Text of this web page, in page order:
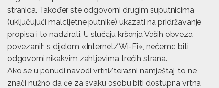
stranica. Također ste odgovorni drugim suputnicima
(uključujući maloljetne putnike) ukazati na pridržavanje
propisa i to nadzirati. U slučaju kršenja Vaših obveza
povezanih s dijelom «Internet/Wi-Fi», nećemo biti
odgovorni nikakvim zahtjevima trećih strana.
Ako se u ponudi navodi vrtni/terasni namještaj, to ne
znači nužno da će za svaku osobu biti dostupna vrtna